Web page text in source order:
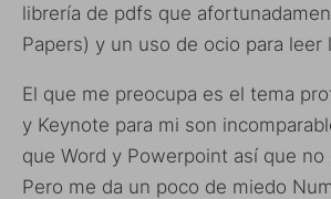
librería de pdfs que
Papers) y un uso de ocio para leer
El que me preocupa es el tema
y Keynote para mi son
que Word y Powerpoint así que no
Pero me da un poco de miedo